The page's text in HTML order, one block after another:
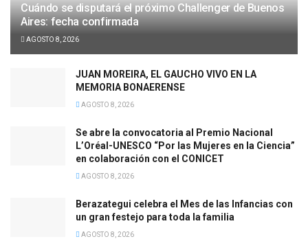
Cuándo se disputará el próximo Challenger de Buenos
Aires: fecha confirmada
AGOSTO 8, 2026
JUAN MOREIRA, EL GAUCHO VIVO EN LA
MEMORIA BONAERENSE
AGOSTO 8, 2026
Se abre la convocatoria al Premio Nacional
L’Oréal-UNESCO “Por las Mujeres en la Ciencia”
en colaboración con el CONICET
AGOSTO 8, 2026
Berazategui celebra el Mes de las Infancias con
un gran festejo para toda la familia
AGOSTO 8, 2026